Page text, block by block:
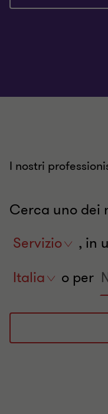
I nostri
Cerca uno dei
Servizio
Servizio , in
People
Italia o per
by